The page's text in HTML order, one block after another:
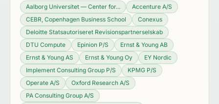
Aalborg Universitet — Center for...
Accenture A/S
CEBR, Copenhagen Business School
Conexus
Deloitte Statsautoriseret Revisionspartnerselskab
DTU Compute
Epinion P/S
Ernst & Young AB
Ernst & Young AS
Ernst & Young Oy
EY Nordic
Implement Consulting Group P/S
KPMG P/S
Operate A/S
Oxford Research A/S
PA Consulting Group A/S